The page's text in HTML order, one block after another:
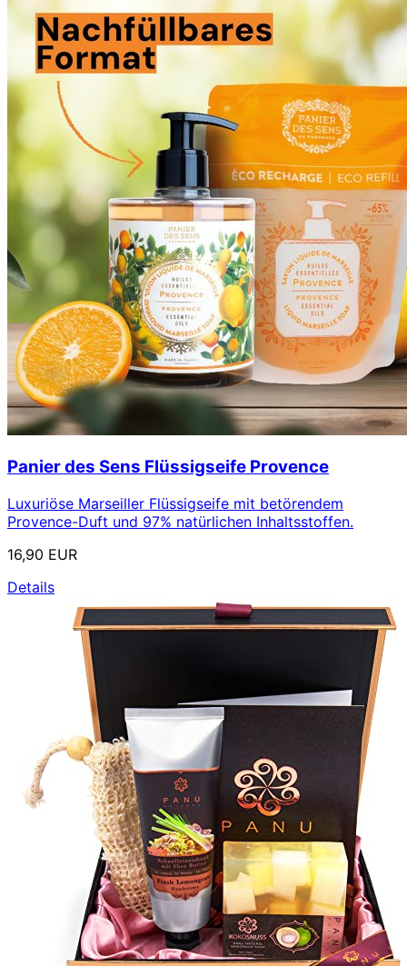
Panier des Sens Flüssigseife Provence
Luxuriöse Marseiller Flüssigseife mit betörendem
Provence-Duft und 97% natürlichen Inhaltsstoffen.
16,90 EUR
Details